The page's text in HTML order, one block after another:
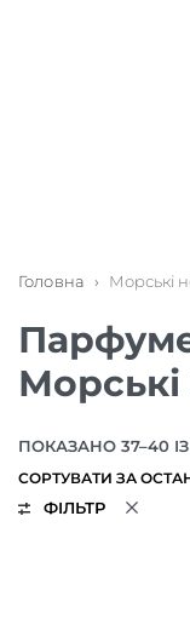
Головна › Морські
Морські
ПОКАЗАНО 37–40
ФІЛЬТР